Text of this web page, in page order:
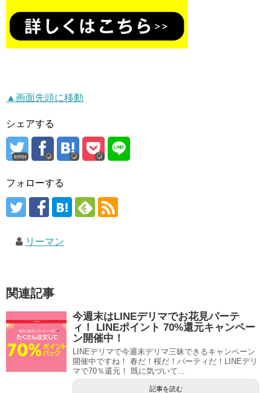
▲画面先頭に移動
シェアする
error
フォローする
リーマン
関連記事
今週末はLINEデリマでお花見パーテ
ィ！ LINEポイント 70%還元キャンペー
ン開催中！
LINEデリマで今週末デリマ三昧できるキャンペーン
開催中ですね！ 春だ！桜だ！パーティだ！LINEデリ
マで70％還元！ 既に気づいて...
記事を読む